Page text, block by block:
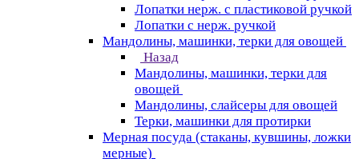
Лопатки нерж. с пластиковой ручкой
Лопатки с нерж. ручкой
Мандолины, машинки, терки для овощей
Назад
Мандолины, машинки, терки для
овощей
Мандолины, слайсеры для овощей
Терки, машинки для протирки
Мерная посуда (стаканы, кувшины, ложки
мерные)